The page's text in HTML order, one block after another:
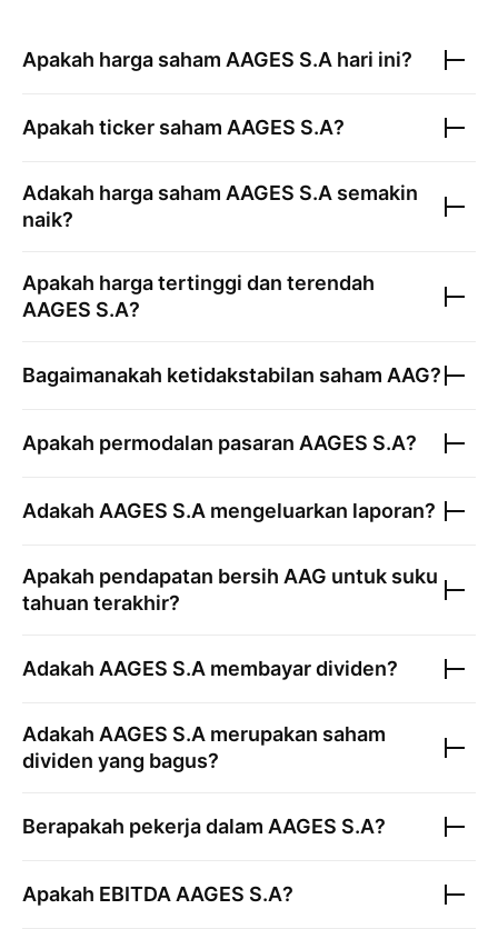
Apakah harga saham AAGES S.A hari ini?
Apakah ticker saham AAGES S.A?
Adakah harga saham AAGES S.A semakin
naik?
Apakah harga tertinggi dan terendah
AAGES S.A?
Bagaimanakah ketidakstabilan saham AAG?
Apakah permodalan pasaran AAGES S.A?
Adakah AAGES S.A mengeluarkan laporan?
Apakah pendapatan bersih AAG untuk suku
tahuan terakhir?
Adakah AAGES S.A membayar dividen?
Adakah AAGES S.A merupakan saham
dividen yang bagus?
Berapakah pekerja dalam AAGES S.A?
Apakah EBITDA AAGES S.A?